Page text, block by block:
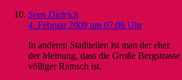
Sven Dietrich
4. Februar 2009 um 07:06 Uhr
In anderen Stadtteilen ist man der eher
der Meinung, dass die Große Bergstrasse
völliger Ramsch ist.